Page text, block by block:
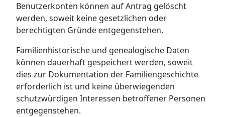
Benutzerkonten können auf Antrag gelöscht
werden, soweit keine gesetzlichen oder
berechtigten Gründe entgegenstehen.
Familienhistorische und genealogische Daten
können dauerhaft gespeichert werden, soweit
dies zur Dokumentation der Familiengeschichte
erforderlich ist und keine überwiegenden
schutzwürdigen Interessen betroffener Personen
entgegenstehen.